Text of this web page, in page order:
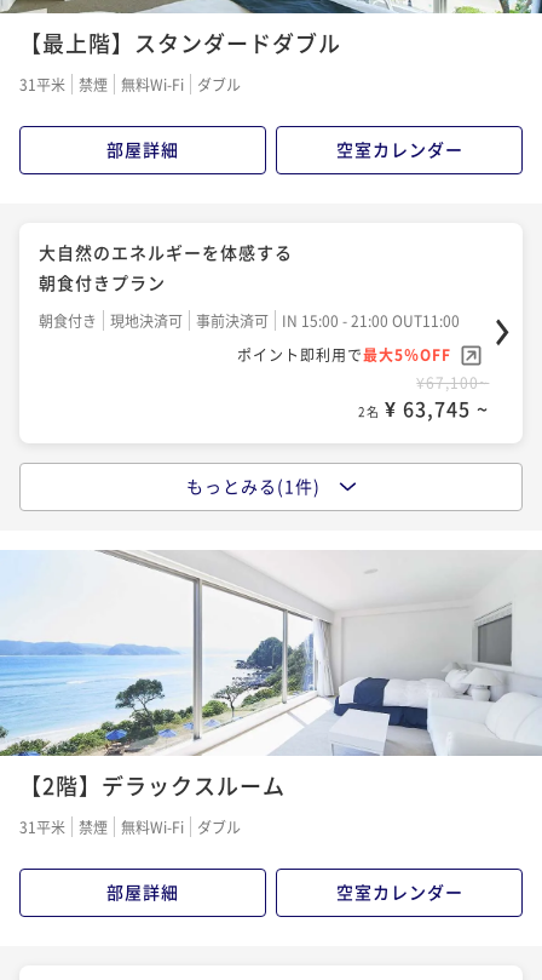
【最上階】スタンダードダブル
31平米 禁煙 無料Wi-Fi ダブル
部屋詳細 空室カレンダー
大自然のエネルギーを体感する
朝食付きプラン
朝食付き 現地決済可 事前決済可
IN 15:00 - 21:00 OUT11:00
ポイント即利用で最大5％OFF
¥67,100~
2名 ¥ 63,745 ~
大自然のエネルギーを体感する
現地決済可 事前決済可
IN 15:00 - 18:00 OUT11:00
ポイント即利用で
¥93,500~
もっとみる(1件)
【2階】デラックスルーム
31平米 禁煙 無料Wi-Fi ダブル
部屋詳細 空室カレンダー